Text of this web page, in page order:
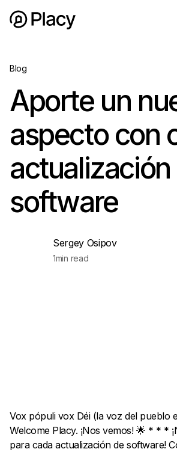
Blog
Aporte un
aspecto con
software
Sergey Osipov
1min read
Vox pópuli vox Déi (la voz del pueblo
Welcome Placy. ¡Nos vemos! 🌟 * * *
para cada actualización de software!